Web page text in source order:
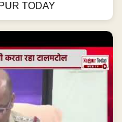
TODAY